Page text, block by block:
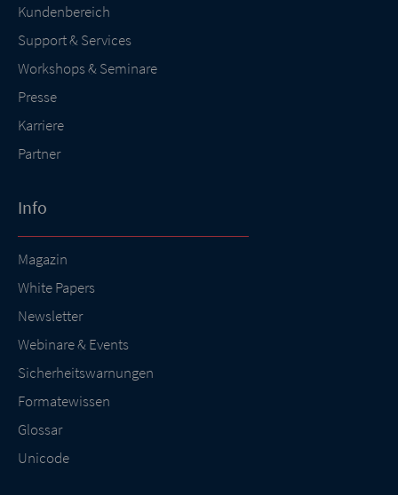
Kundenbereich
Support & Services
Workshops & Seminare
Presse
Karriere
Partner
Info
Magazin
White Papers
Newsletter
Webinare & Events
Sicherheitswarnungen
Formatewissen
Glossar
Unicode